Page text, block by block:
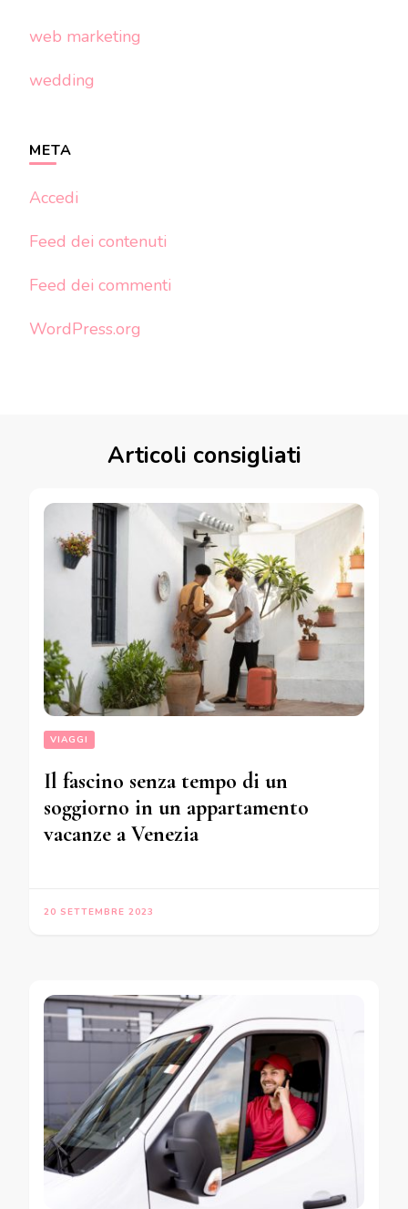
web marketing
wedding
META
Accedi
Feed dei contenuti
Feed dei commenti
WordPress.org
Articoli consigliati
VIAGGI
Il fascino senza tempo di un
soggiorno in un appartamento
vacanze a Venezia
20 SETTEMBRE 2023